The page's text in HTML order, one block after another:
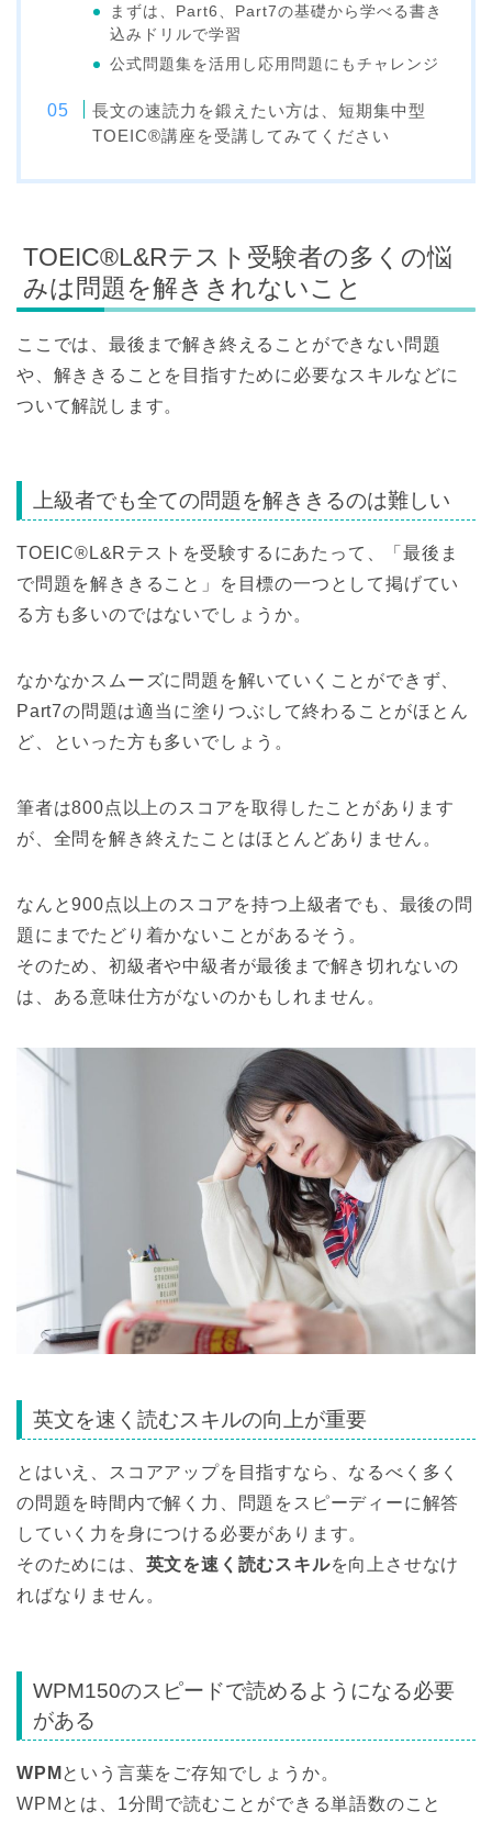
まずは、Part6、Part7の基礎から学べる書き
込みドリルで学習
公式問題集を活用し応用問題にもチャレンジ
長文の速読力を鍛えたい方は、短期集中型
TOEIC®講座を受講してみてください
TOEIC®L&Rテスト受験者の多くの悩
みは問題を解ききれないこと
ここでは、最後まで解き終えることができない問題
や、解ききることを目指すために必要なスキルなどに
ついて解説します。
上級者でも全ての問題を解ききるのは難しい
TOEIC®L&Rテストを受験するにあたって、「最後ま
で問題を解ききること」を目標の一つとして掲げてい
る方も多いのではないでしょうか。
なかなかスムーズに問題を解いていくことができず、
Part7の問題は適当に塗りつぶして終わることがほとん
ど、といった方も多いでしょう。
筆者は800点以上のスコアを取得したことがあります
が、全問を解き終えたことはほとんどありません。
なんと900点以上のスコアを持つ上級者でも、最後の問
題にまでたどり着かないことがあるそう。
そのため、初級者や中級者が最後まで解き切れないの
は、ある意味仕方がないのかもしれません。
英文を速く読むスキルの向上が重要
とはいえ、スコアアップを目指すなら、なるべく多く
の問題を時間内で解く力、問題をスピーディーに解答
していく力を身につける必要があります。
そのためには、 英文を速く読むスキルを向上させなけ
ればなりません。
WPM150のスピードで読めるようになる必要
がある
WPM という言葉をご存知でしょうか。
WPMとは、1分間で読むことができる単語数のこと